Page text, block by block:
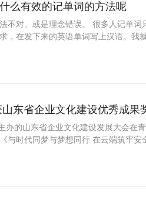
么有效的记单词的方法呢
不对。或是理念错误。 很多人记单
，在发下来的英语单词写上汉语。我
东省企业文化建设优秀成果
办的山东省企业文化建设发展大会在
与时代同梦与梦想同行 在云端筑牢